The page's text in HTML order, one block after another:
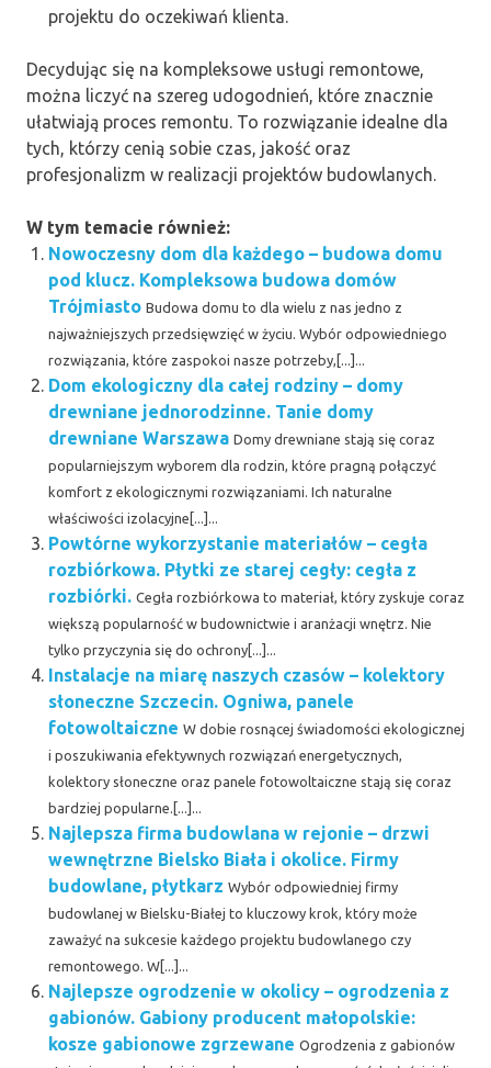
projektu do oczekiwań klienta.
Decydując się na kompleksowe usługi remontowe,
można liczyć na szereg udogodnień, które znacznie
ułatwiają proces remontu. To rozwiązanie idealne dla
tych, którzy cenią sobie czas, jakość oraz
profesjonalizm w realizacji projektów budowlanych.
W tym temacie również:
Nowoczesny dom dla każdego – budowa domu
pod klucz. Kompleksowa budowa domów
Trójmiasto Budowa domu to dla wielu z nas jedno z
najważniejszych przedsięwzięć w życiu. Wybór odpowiedniego
rozwiązania, które zaspokoi nasze potrzeby,[...]...
Dom ekologiczny dla całej rodziny – domy
drewniane jednorodzinne. Tanie domy
drewniane Warszawa Domy drewniane stają się coraz
popularniejszym wyborem dla rodzin, które pragną połączyć
komfort z ekologicznymi rozwiązaniami. Ich naturalne
właściwości izolacyjne[...]...
Powtórne wykorzystanie materiałów – cegła
rozbiórkowa. Płytki ze starej cegły: cegła z
rozbiórki. Cegła rozbiórkowa to materiał, który zyskuje coraz
większą popularność w budownictwie i aranżacji wnętrz. Nie
tylko przyczynia się do ochrony[...]...
Instalacje na miarę naszych czasów – kolektory
słoneczne Szczecin. Ogniwa, panele
fotowoltaiczne W dobie rosnącej świadomości ekologicznej
i poszukiwania efektywnych rozwiązań energetycznych,
kolektory słoneczne oraz panele fotowoltaiczne stają się coraz
bardziej popularne.[...]...
Najlepsza firma budowlana w rejonie – drzwi
wewnętrzne Bielsko Biała i okolice. Firmy
budowlane, płytkarz Wybór odpowiedniej firmy
budowlanej w Bielsku-Białej to kluczowy krok, który może
zaważyć na sukcesie każdego projektu budowlanego czy
remontowego. W[...]...
Najlepsze ogrodzenie w okolicy – ogrodzenia z
gabionów. Gabiony producent małopolskie:
kosze gabionowe zgrzewane Ogrodzenia z gabionów